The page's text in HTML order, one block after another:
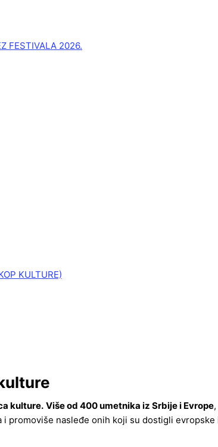
FESTIVALA 2026.
KULTURE)
kulture. Više od 400 umetnika iz Srbije i Evrope
promoviše nasleđe onih koji su dostigli